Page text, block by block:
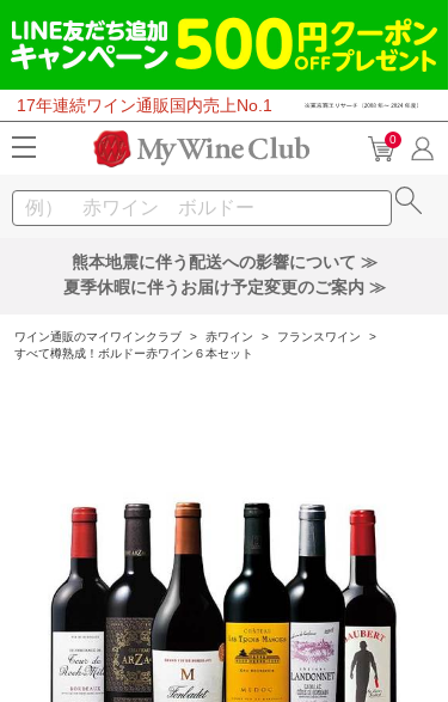
17年連続ワイン通販国内売上No.1
0
熊本地震に伴う配送への影響について ≫
夏季休暇に伴うお届け予定変更のご案内 ≫
ワイン通販のマイワインクラブ > 赤ワイン > フランスワイン
>
すべて樽熟成！ボルドー赤ワイン６本セット